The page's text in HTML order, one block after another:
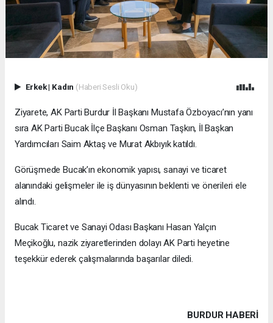
Erkek| Kadın (Haberi Sesli Oku)
Ziyarete, AK Parti Burdur İl Başkanı Mustafa Özboyacı’nın yanı
sıra AK Parti Bucak İlçe Başkanı Osman Taşkın, İl Başkan
Yardımcıları Saim Aktaş ve Murat Akbıyık katıldı.
Görüşmede Bucak’ın ekonomik yapısı, sanayi ve ticaret
alanındaki gelişmeler ile iş dünyasının beklenti ve önerileri ele
alındı.
Bucak Ticaret ve Sanayi Odası Başkanı Hasan Yalçın
Meçikoğlu, nazik ziyaretlerinden dolayı AK Parti heyetine
teşekkür ederek çalışmalarında başarılar diledi.
BURDUR HABERİ